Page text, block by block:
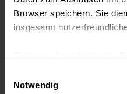
Browser speichern. Sie
insgesamt
eingesetzt werden.
Notwendig
Arzt in Weiterbildung